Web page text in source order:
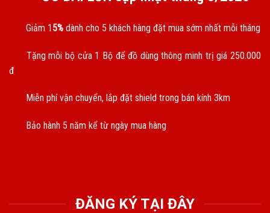
Giảm 15% dành cho 5 khách hàng đặt mua sớm nhất mỗi tháng
Tặng mỗi bộ cửa 1 Bộ để đồ dùng thông minh trị giá 250.000
đ
Miễn phí vận chuyển, lắp đặt shield trong bán kính 3km
Bảo hành 5 năm kể từ ngày mua hàng
ĐĂNG KÝ TẠI ĐÂY